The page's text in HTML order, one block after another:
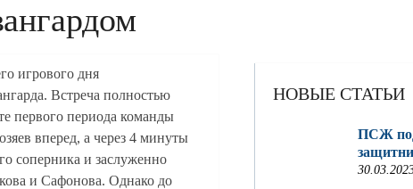
игрового дня
Встреча полностью
первого периода команды
вперед, а через 4 минуты
соперника и заслуженно
и Сафонова. Однако до
НОВЫЕ СТАТЬИ
ПСЖ